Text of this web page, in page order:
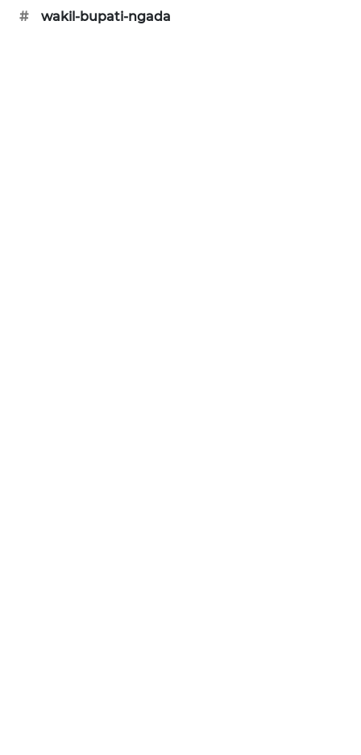
#
wakil-bupati-ngada
NEWS